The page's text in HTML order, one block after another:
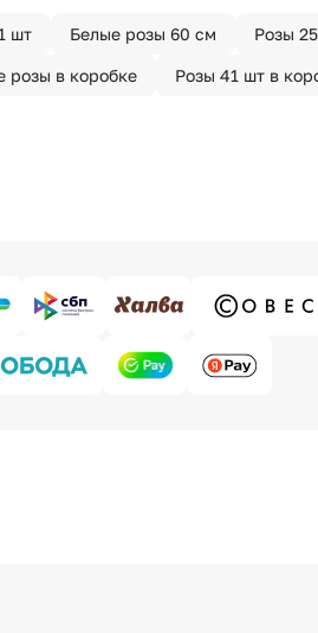
шт Белые розы 60 см Розы
розы в коробке Розы 41 шт в